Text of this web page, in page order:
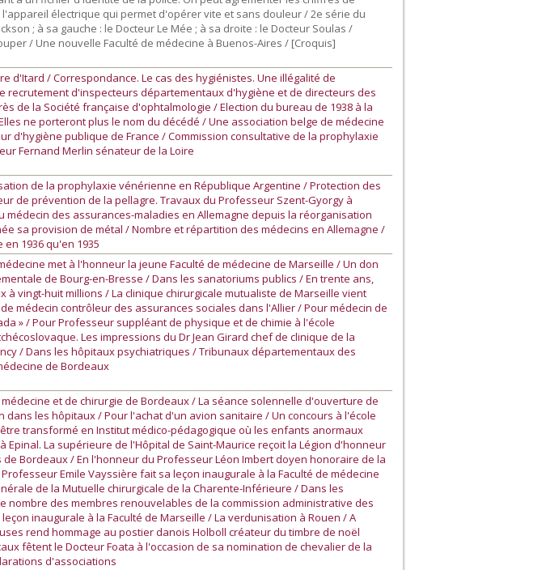
électrique qui permet d'opérer vite et sans douleur / 2e série du
; à sa gauche : le Docteur Le Mée ; à sa droite : le Docteur Soulas /
/ Une nouvelle Faculté de médecine à Buenos-Aires / [Croquis]
d'Itard / Correspondance. Le cas des hygiénistes. Une illégalité de
d'inspecteurs départementaux d'hygiène et de directeurs des
de la Société française d'ophtalmologie / Election du bureau de 1938 à la
ne porteront plus le nom du décédé / Une association belge de médecine
d'hygiène publique de France / Commission consultative de la prophylaxie
Fernand Merlin sénateur de la Loire
de la prophylaxie vénérienne en République Argentine / Protection des
de prévention de la pellagre. Travaux du Professeur Szent-Gyorgy à
des assurances-maladies en Allemagne depuis la réorganisation
sa provision de métal / Nombre et répartition des médecins en Allemagne /
1936 qu'en 1935
met à l'honneur la jeune Faculté de médecine de Marseille / Un don
de Bourg-en-Bresse / Dans les sanatoriums publics / En trente ans,
vingt-huit millions / La clinique chirurgicale mutualiste de Marseille vient
médecin contrôleur des assurances sociales dans l'Allier / Pour médecin de
» / Pour Professeur suppléant de physique et de chimie à l'école
Les impressions du Dr Jean Girard chef de clinique de la
/ Dans les hôpitaux psychiatriques / Tribunaux départementaux des
de Bordeaux
et de chirurgie de Bordeaux / La séance solennelle d'ouverture de
les hôpitaux / Pour l'achat d'un avion sanitaire / Un concours à l'école
transformé en Institut médico-pédagogique où les enfants anormaux
La supérieure de l'Hôpital de Saint-Maurice reçoit la Légion d'honneur
Bordeaux / En l'honneur du Professeur Léon Imbert doyen honoraire de la
Emile Vayssière fait sa leçon inaugurale à la Faculté de médecine
de la Mutuelle chirurgicale de la Charente-Inférieure / Dans les
des membres renouvelables de la commission administrative des
inaugurale à la Faculté de Marseille / La verdunisation à Rouen / A
rend hommage au postier danois Holboll créateur du timbre de noël
fêtent le Docteur Foata à l'occasion de sa nomination de chevalier de la
d'associations